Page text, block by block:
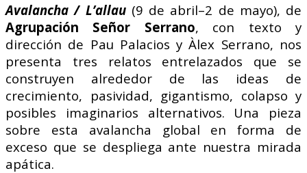
Avalancha / L’allau(9 de abril–2 de mayo), de
Agrupación Señor Serrano, con texto y
dirección de Pau Palacios y Àlex Serrano, nos
presenta tres relatos entrelazados que se
construyen alrededor de las ideas de
crecimiento, pasividad, gigantismo, colapso y
posibles imaginarios alternativos. Una pieza
sobre esta avalancha global en forma de
exceso que se despliega ante nuestra mirada
apática.